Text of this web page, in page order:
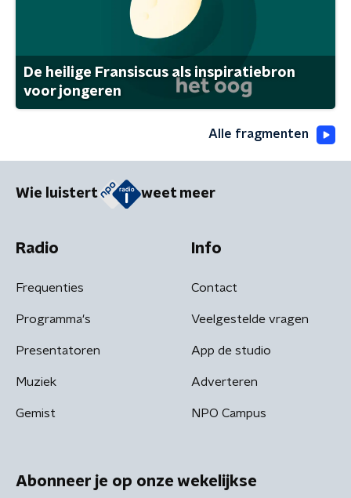
De heilige Fransiscus als inspiratiebron
voor jongeren
Alle fragmenten
Wie luistert weet meer
Radio
Frequenties
Programma's
Presentatoren
Muziek
Gemist
Info
Contact
Veelgestelde vragen
App de studio
Adverteren
NPO Campus
Abonneer je op onze wekelijkse